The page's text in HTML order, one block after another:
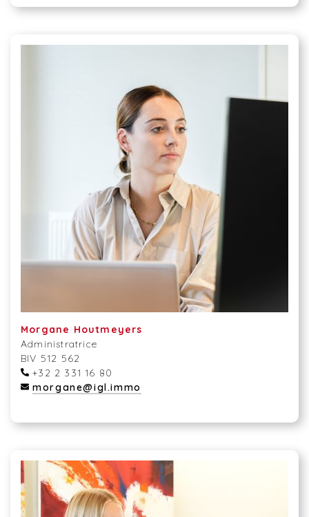
Morgane Houtmeyers
Administratrice
BIV 512 562
+32 2 331 16 80
morgane@igl.immo